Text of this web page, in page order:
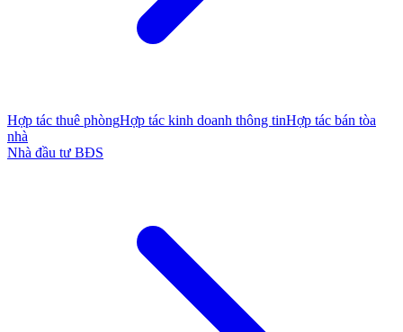
Hợp tác thuê phòngHợp tác kinh doanh thông tinHợp tác bán tòa
nhà
Nhà đầu tư BĐS